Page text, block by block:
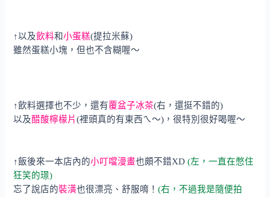
↑以及飲料和小蛋糕(提拉米蘇)
雖然蛋糕小塊，但也不含糊喔～
↑飲料選擇也不少，還有覆盆子冰茶(右，還挺不錯的)
以及醋酸檸檬片(裡頭真的有東西ㄟ～)，很特別很好喝喔～
↑飯後來一本店內的小叮噹漫畫也頗不錯XD (左，一直在憋住
狂笑的璟)
忘了說店的裝潢也很漂亮、舒服唷！(右，不過我是隨便拍